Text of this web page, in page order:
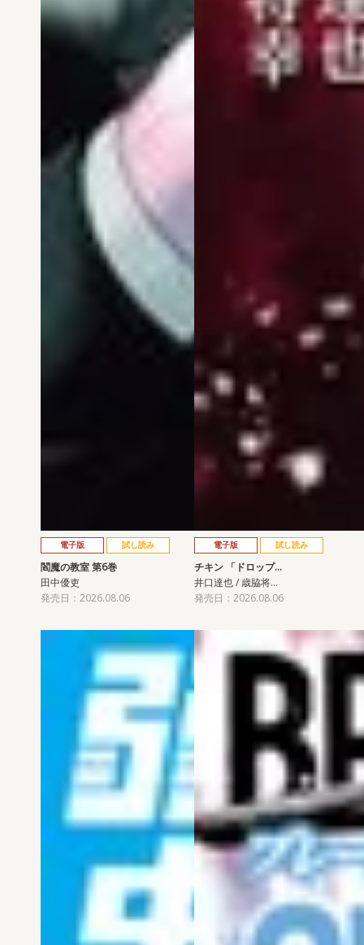
電子版 試し読み
閻魔の教室 第6巻
田中優吏
発売日：2026.08.06
電子版 試し読み
チキン 「ドロップ…
井口達也 / 歳脇将…
発売日：2026.08.06